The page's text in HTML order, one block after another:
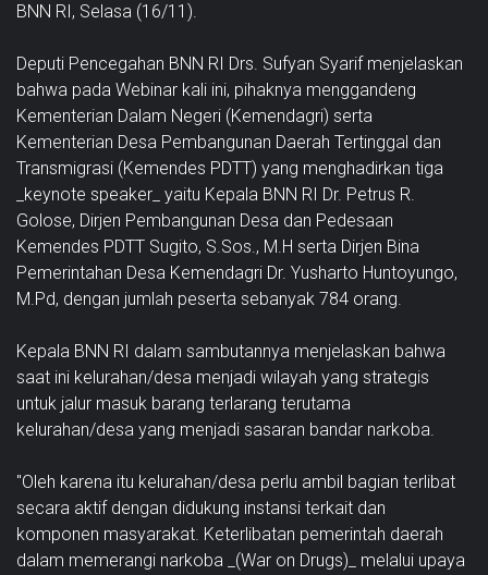
BNN RI, Selasa (16/11).
Deputi Pencegahan BNN RI Drs. Sufyan Syarif menjelaskan
bahwa pada Webinar kali ini, pihaknya menggandeng
Kementerian Dalam Negeri (Kemendagri) serta
Kementerian Desa Pembangunan Daerah Tertinggal dan
Transmigrasi (Kemendes PDTT) yang menghadirkan tiga
_keynote speaker_ yaitu Kepala BNN RI Dr. Petrus R.
Golose, Dirjen Pembangunan Desa dan Pedesaan
Kemendes PDTT Sugito, S.Sos., M.H serta Dirjen Bina
Pemerintahan Desa Kemendagri Dr. Yusharto Huntoyungo,
M.Pd, dengan jumlah peserta sebanyak 784 orang.
Kepala BNN RI dalam sambutannya menjelaskan bahwa
saat ini kelurahan/desa menjadi wilayah yang strategis
untuk jalur masuk barang terlarang terutama
kelurahan/desa yang menjadi sasaran bandar narkoba.
"Oleh karena itu kelurahan/desa perlu ambil bagian terlibat
secara aktif dengan didukung instansi terkait dan
komponen masyarakat. Keterlibatan pemerintah daerah
dalam memerangi narkoba _(War on Drugs)_ melalui upaya